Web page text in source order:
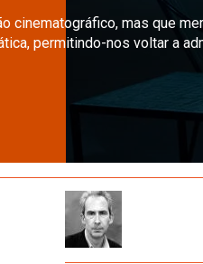
cinematográfico, mas que
permitindo-nos voltar a